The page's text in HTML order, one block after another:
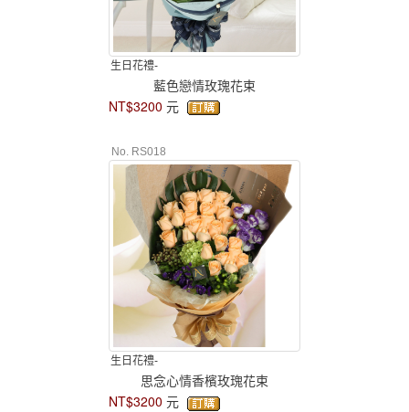
生日花禮-
藍色戀情玫瑰花束
NT$3200 元
No. RS018
生日花禮-
思念心情香檳玫瑰花束
NT$3200 元